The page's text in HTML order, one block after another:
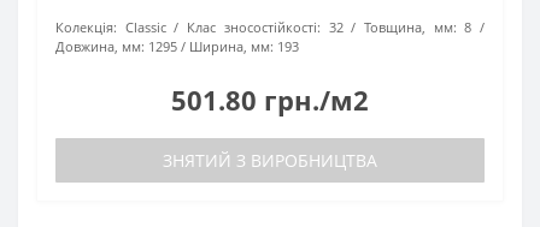
Колекція: Classic Клас зносостійкості: 32 Товщина, мм: 8
Довжина, мм: 1295 Ширина, мм: 193
501.80 грн./м2
ЗНЯТИЙ З ВИРОБНИЦТВА